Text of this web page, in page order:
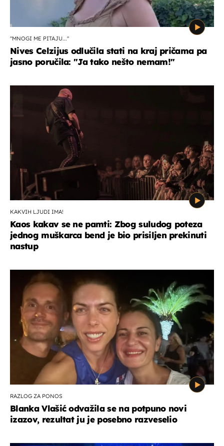
"MNOGI ME PITAJU..."
Nives Celzijus odlučila stati na kraj pričama pa
jasno poručila: "Ja tako nešto nemam!"
KAKVIH LJUDI IMA!
Kaos kakav se ne pamti: Zbog suludog poteza
jednog muškarca bend je bio prisiljen prekinuti
nastup
RAZLOG ZA PONOS
Blanka Vlašić odvažila se na potpuno novi
izazov, rezultat ju je posebno razveselio